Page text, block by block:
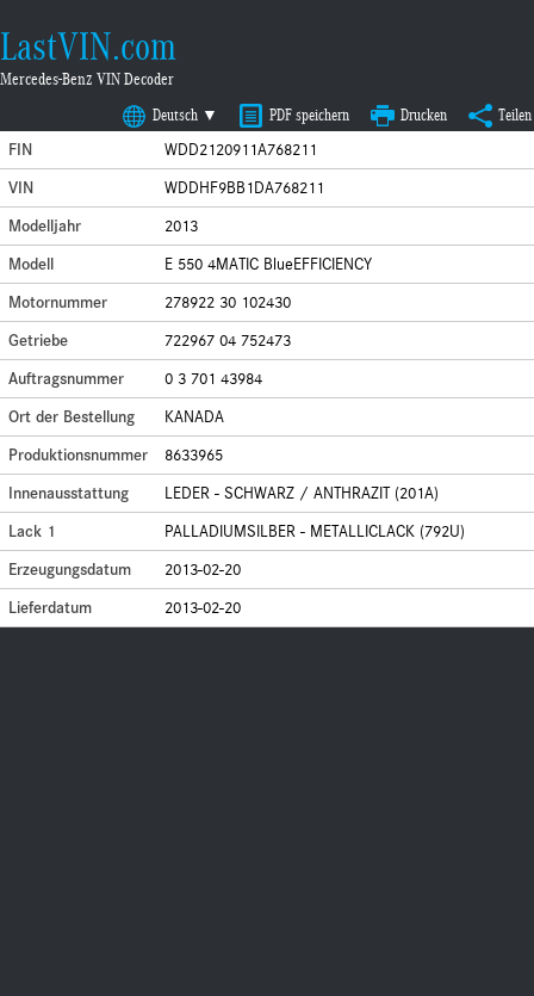
LastVIN.com
Mercedes-Benz VIN Decoder
Deutsch ▼ PDF speichern Drucken Teilen
FIN
WDD2120911A768211
VIN
WDDHF9BB1DA768211
Modelljahr
2013
Modell
E 550 4MATIC BlueEFFICIENCY
Motornummer
278922 30 102430
Getriebe
722967 04 752473
Auftragsnummer
0 3 701 43984
Ort der Bestellung
KANADA
Produktionsnummer
8633965
Innenausstattung
LEDER - SCHWARZ / ANTHRAZIT (201A)
Lack 1
PALLADIUMSILBER - METALLICLACK (792U)
Erzeugungsdatum
2013-02-20
Lieferdatum
2013-02-20